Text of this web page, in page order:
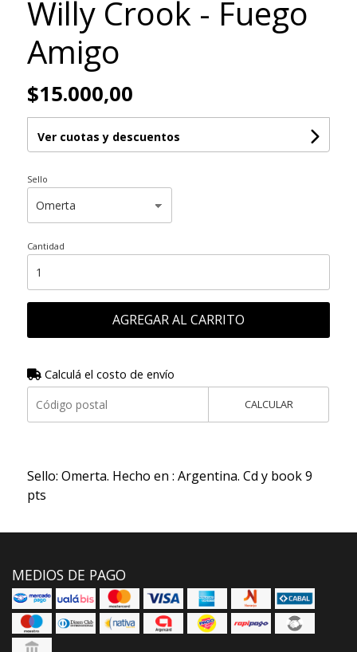
Willy Crook - Fuego
Amigo
$15.000,00
Ver cuotas y descuentos
Sello
Cantidad
AGREGAR AL CARRITO
Calculá el costo de envío
CALCULAR
Sello: Omerta. Hecho en : Argentina. Cd y book 9
pts
MEDIOS DE PAGO